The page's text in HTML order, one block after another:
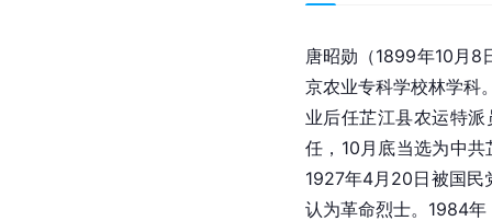
唐昭勋（1899年10月
京农业专科学校林学科
业后任芷江县农运特
任，10月底当选为中
1927年4月20日被国民
认为革命烈士。1984